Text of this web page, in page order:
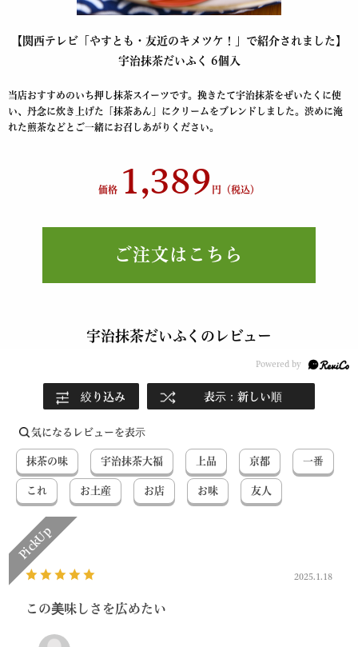
【関西テレビ「やすとも・友近のキメツケ！」で紹介されました】
宇治抹茶だいふく 6個入
当店おすすめのいち押し抹茶スイーツです。挽きたて宇治抹茶をぜいたくに使
い、丹念に炊き上げた「抹茶あん」にクリームをブレンドしました。渋めに淹
れた煎茶などとご一緒にお召しあがりください。
価格 1,389 円（税込）
ご注文はこちら
宇治抹茶だいふくのレビュー
絞り込み 表示：新しい順
気になるレビューを表示
抹茶の味 宇治抹茶大福 上品 京都 一番
これ お土産 お店 お味 友人
2025.1.18
この美味しさを広めたい